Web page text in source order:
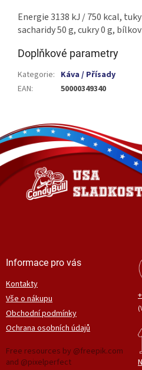
Energie 3138 kJ / 750 kcal,
sacharidy 50 g, cukry 0 g,
Doplňkové parametry
Kategorie: Káva / Přísady
EAN: 50000349340
á
p
a
í
Informace pro vás
Kontakty
Vše o nákupu
Obchodní podmínky
Ochrana osobních údajů
Free resources by @freepik.com
and @pixelperfect